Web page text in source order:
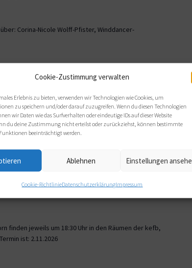
Cookie-Zustimmung verwalten
Erlebnis zu bieten, verwenden wir Technologien wie Cookies, um
zu speichern und/oder darauf zuzugreifen. Wenn du diesen Technologien
wir Daten wie das Surfverhalten oder eindeutige IDs auf dieser Website
du deine Zustimmung nicht erteilst oder zurückziehst, können bestimmte
beeinträchtigt werden.
Ablehnen Einstellungen
Cookie-RichtlinieDatenschutzerklärungImpressum
Corina-Nicole Wolff-Pfister, Winddancer-
OWL
im Haus Nazareth an folgenden Terminen: Di,
21 Uhr.
Paderborn
finden jeweils um 18:30 Uhr in den Räumen der kefb,
ist: 2.11.2026